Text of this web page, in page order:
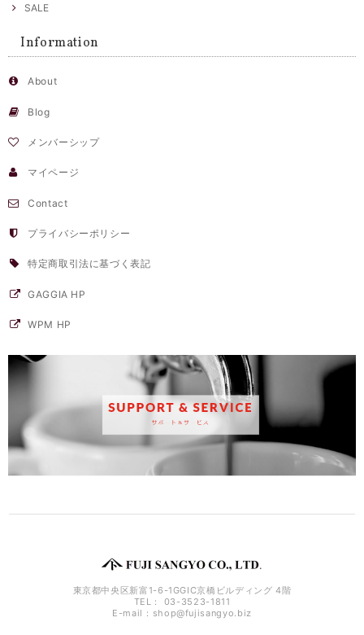
SALE
Information
About
Blog
メンバーシップ
マイページ
Contact
プライバシーポリシー
特定商取引法に基づく表記
GAGGIA HP
WPM HP
東京都中央区新富1-6-1GGIC京橋ビルディング 4階
TEL： 03-3523-1811
E-mail： shop@fujisangyo.biz